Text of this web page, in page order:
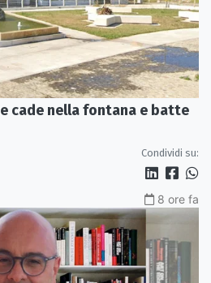
cade nella fontana e batte
Condividi su:
8 ore fa